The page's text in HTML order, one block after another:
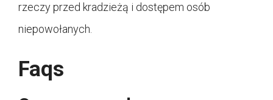
rzeczy przed kradzieżą i dostępem osób
niepowołanych.
Faqs